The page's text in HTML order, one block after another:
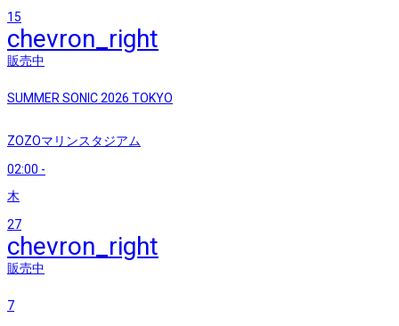
15
chevron_right
販売中
SUMMER SONIC 2026 TOKYO
ZOZOマリンスタジアム
02:00 -
木
27
chevron_right
販売中
7